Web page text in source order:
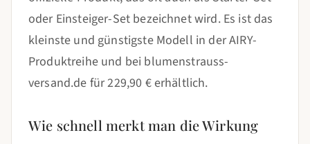
oder Einsteiger-Set bezeichnet wird. Es ist das
kleinste und günstigste Modell in der AIRY-
Produktreihe und bei blumenstrauss-
versand.de für 229,90 € erhältlich.
Wie schnell merkt man die Wirkung